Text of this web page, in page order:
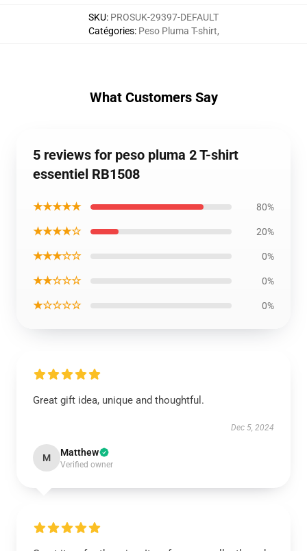
SKU: PROSUK-29397-DEFAULT
Catégories: Peso Pluma T-shirt,
What Customers Say
5 reviews for peso pluma 2 T-shirt
essentiel RB1508
★★★★★ 80%
★★★★☆ 20%
★★★☆☆ 0%
★★☆☆☆ 0%
★☆☆☆☆ 0%
Great gift idea, unique and thoughtful.
Dec 5, 2024
M Matthew
Verified owner